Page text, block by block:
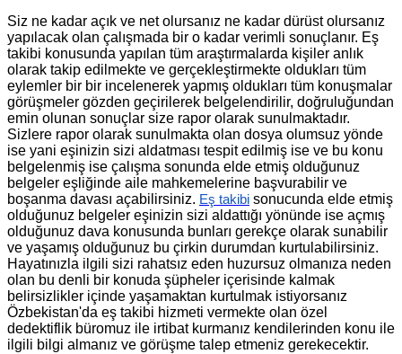
Siz ne kadar açık ve net olursanız ne kadar dürüst olursanız
yapılacak olan çalışmada bir o kadar verimli sonuçlanır. Eş
takibi konusunda yapılan tüm araştırmalarda kişiler anlık
olarak takip edilmekte ve gerçekleştirmekte oldukları tüm
eylemler bir bir incelenerek yapmış oldukları tüm konuşmalar
görüşmeler gözden geçirilerek belgelendirilir, doğruluğundan
emin olunan sonuçlar size rapor olarak sunulmaktadır.
Sizlere rapor olarak sunulmakta olan dosya olumsuz yönde
ise yani eşinizin sizi aldatması tespit edilmiş ise ve bu konu
belgelenmiş ise çalışma sonunda elde etmiş olduğunuz
belgeler eşliğinde aile mahkemelerine başvurabilir ve
boşanma davası açabilirsiniz. Eş takibi sonucunda elde etmiş
olduğunuz belgeler eşinizin sizi aldattığı yönünde ise açmış
olduğunuz dava konusunda bunları gerekçe olarak sunabilir
ve yaşamış olduğunuz bu çirkin durumdan kurtulabilirsiniz.
Hayatınızla ilgili sizi rahatsız eden huzursuz olmanıza neden
olan bu denli bir konuda şüpheler içerisinde kalmak
belirsizlikler içinde yaşamaktan kurtulmak istiyorsanız
Özbekistan'da eş takibi hizmeti vermekte olan özel
dedektiflik büromuz ile irtibat kurmanız kendilerinden konu ile
ilgili bilgi almanız ve görüşme talep etmeniz gerekecektir.